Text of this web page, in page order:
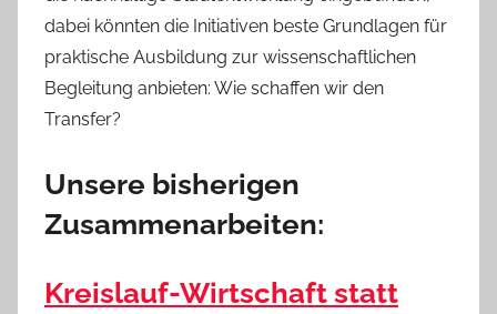
dabei könnten die Initiativen beste Grundlagen für
praktische Ausbildung zur wissenschaftlichen
Begleitung anbieten: Wie schaffen wir den
Transfer?
Unsere bisherigen
Zusammenarbeiten:
Kreislauf-Wirtschaft statt